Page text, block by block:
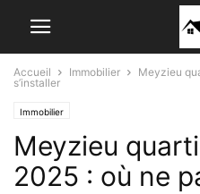
Accueil Immobilier
Meyzieu
s’installer
Immobilier
Meyzieu
2025 : où ne